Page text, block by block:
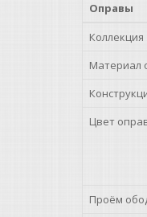
Оправы
Коллекция
Материал
Цвет
Проём